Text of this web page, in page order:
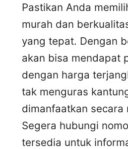
Pastikan Anda
murah dan
yang tepat. Dengan
akan bisa mendapat
dengan harga
tak menguras
dimanfaatkan secara
Segera hubungi
tersedia untuk